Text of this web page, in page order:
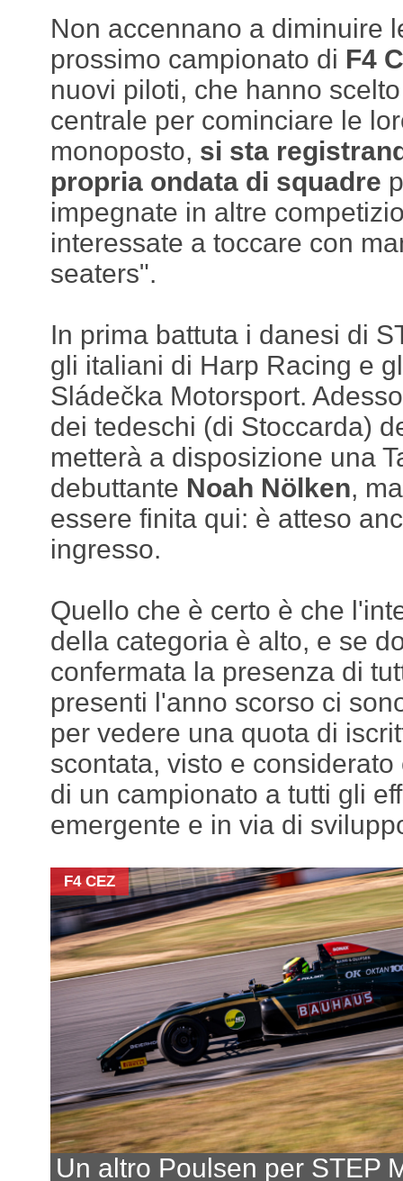
Non accennano a diminuire
prossimo campionato di F4
nuovi piloti, che hanno
centrale per cominciare le
monoposto, si sta
propria ondata di squadre
impegnate in altre
interessate a toccare con
seaters".
In prima battuta i danesi di
gli italiani di Harp Racing e
Sládečka Motorsport.
dei tedeschi (di Stoccarda)
metterà a disposizione una
debuttante Noah Nölken,
essere finita qui: è atteso
ingresso.
Quello che è certo è che
della categoria è alto, e se
confermata la presenza di
presenti l'anno scorso ci
per vedere una quota di
scontata, visto e
di un campionato a tutti gli
emergente e in via di
F4 CEZ
Un altro Poulsen per STEP